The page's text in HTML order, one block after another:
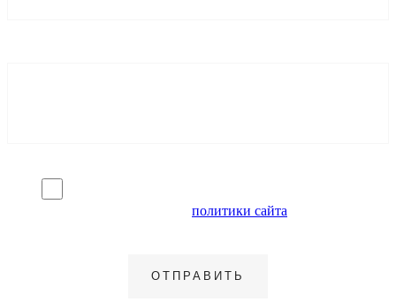
политики сайта